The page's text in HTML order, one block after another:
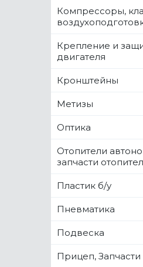
Компрессоры,
Крепление и
двигателя
Кронштейны
Метизы
Оптика
Отопители
запчасти
Пластик б/у
Пневматика
Подвеска
Прицеп,